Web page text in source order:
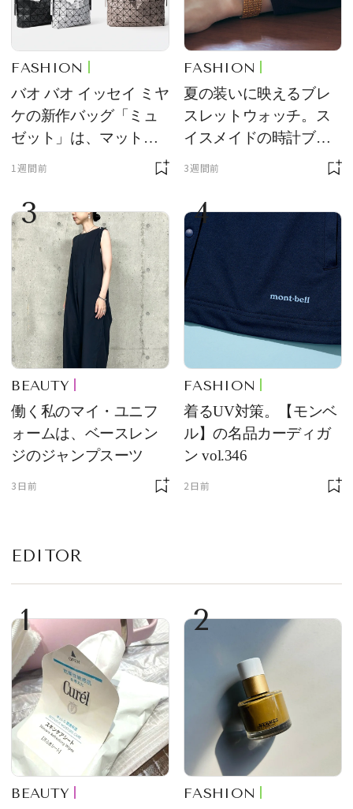
FASHION
バオ バオ イッセイ ミヤ
ケの新作バッグ「ミュ
ゼット」は、マットな
1週間前
FASHION
夏の装いに映えるブレ
スレットウォッチ。ス
イスメイドの時計ブラ
ンド【フレデリック・
をレビュー。【それい
け！ 良品ハンター】
3週間前
3
BEAUTY
働く私のマイ・ユニフ
ォームは、ベースレン
ジのジャンプスーツ
3日前
4
FASHION
着るUV対策。【モンベ
ル】の名品カーディガ
ン vol.346
2日前
EDITOR
1
BEAUTY
2
FASHION